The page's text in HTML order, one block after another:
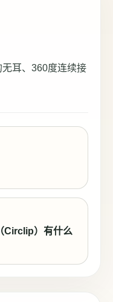
耳、360度连续接
Circlip）有什么